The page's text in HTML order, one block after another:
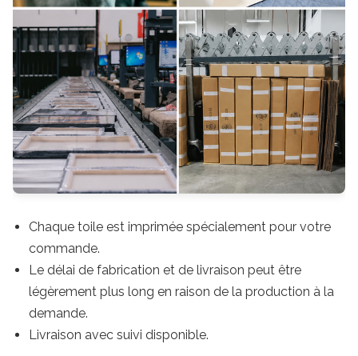
Chaque toile est imprimée spécialement pour votre
commande.
Le délai de fabrication et de livraison peut être
légèrement plus long en raison de la production à la
demande.
Livraison avec suivi disponible.